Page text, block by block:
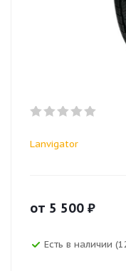
Lanvigator
от 5 500 ₽
Есть в наличии